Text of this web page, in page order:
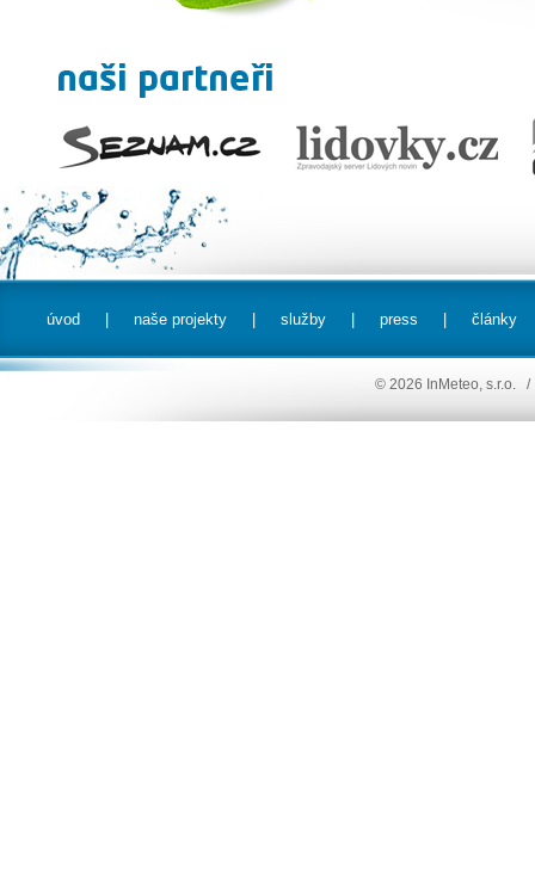
naši partneři
úvod naše projekty služby press články
© 2026 InMeteo, s.r.o. /